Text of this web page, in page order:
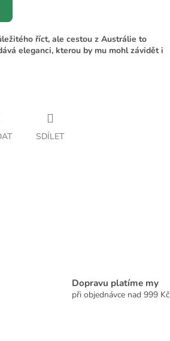
říct, ale cestou z Austrálie to
eleganci, kterou by mu mohl závidět i
SDÍLET
Dopravu platíme my
při objednávce nad 999 Kč